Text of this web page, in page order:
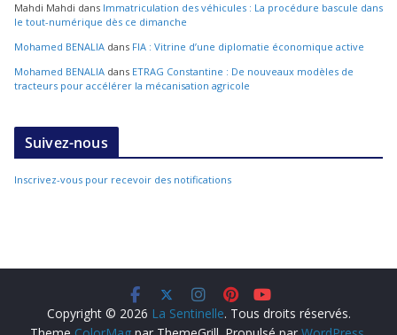
Mahdi Mahdi dans Immatriculation des véhicules : La procédure bascule dans
le tout-numérique dès ce dimanche
Mohamed BENALIA dans FIA : Vitrine d’une diplomatie économique active
Mohamed BENALIA dans ETRAG Constantine : De nouveaux modèles de
tracteurs pour accélérer la mécanisation agricole
Suivez-nous
Inscrivez-vous pour recevoir des notifications
Copyright © 2026 La Sentinelle. Tous droits réservés.